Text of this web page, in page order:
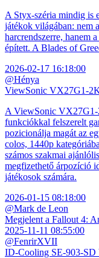
A Styx-széria mindig is
játékok világában: nem
harcrendszerre, hanem
épített. A Blades of
2026-02-17 16:18:00
@Hénya
ViewSonic VX27G1-
A ViewSonic VX27G1-
funkciókkal felszerelt
pozicionálja magát az
colos, 1440p
számos szakmai
megfizethető árpozíció
játékosok számára.
2026-01-15 08:18:00
@Mark de Leon
Megjelent a Fallout 4:
2025-11-11 08:55:00
@FenrirXVII
ID-Cooling SE-903-SD